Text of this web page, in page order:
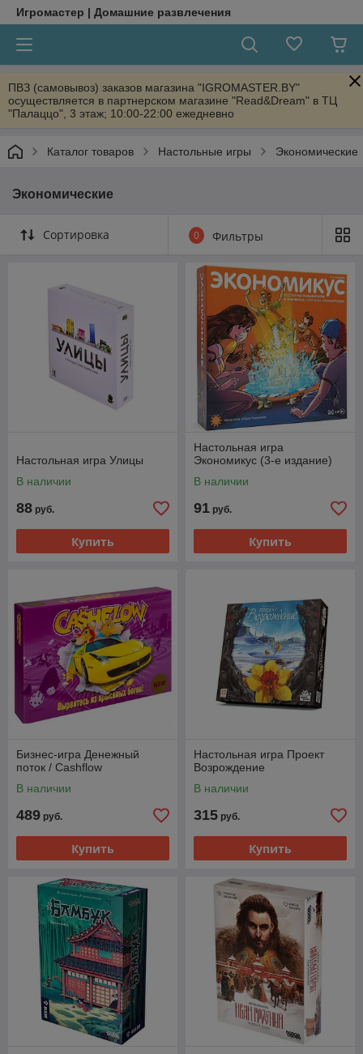
Игромастер | Домашние развлечения
ПВЗ (самовывоз) заказов магазина "IGROMASTER.BY"
осуществляется в партнерском магазине "Read&Dream" в ТЦ
"Палаццо", 3 этаж; 10:00-22:00 ежедневно
Каталог товаров Настольные игры Экономические
Экономические
Сортировка 0 Фильтры
Настольная игра Улицы
В наличии
88 руб.
Купить
Настольная игра
Экономикус (3-е издание)
В наличии
91 руб.
Купить
Бизнес-игра Денежный
поток / Cashflow
В наличии
489 руб.
Купить
Настольная игра Проект
Возрождение
В наличии
315 руб.
Купить